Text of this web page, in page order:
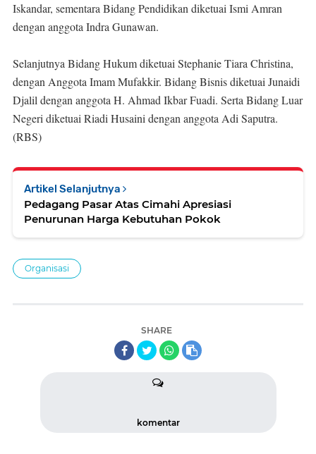
Iskandar, sementara Bidang Pendidikan diketuai Ismi Amran
dengan anggota Indra Gunawan.
Selanjutnya Bidang Hukum diketuai Stephanie Tiara Christina,
dengan Anggota Imam Mufakkir. Bidang Bisnis diketuai Junaidi
Djalil dengan anggota H. Ahmad Ikbar Fuadi. Serta Bidang Luar
Negeri diketuai Riadi Husaini dengan anggota Adi Saputra.
(RBS)
Artikel Selanjutnya
Pedagang Pasar Atas Cimahi Apresiasi
Penurunan Harga Kebutuhan Pokok
Organisasi
SHARE
komentar